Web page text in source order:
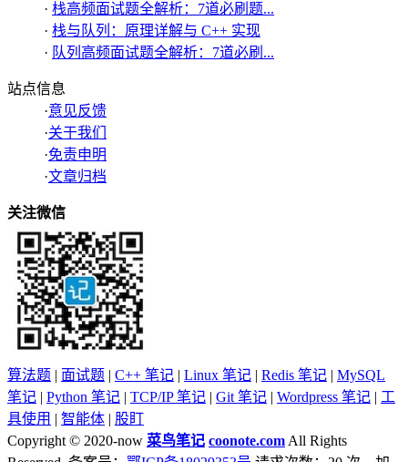
· 栈高频面试题全解析：7道必刷题...
· 栈与队列：原理详解与 C++ 实现
· 队列高频面试题全解析：7道必刷...
站点信息
·意见反馈
·关于我们
·免责申明
·文章归档
关注微信
算法题 | 面试题 | C++ 笔记 | Linux 笔记 | Redis 笔记 | MySQL
笔记 | Python 笔记 | TCP/IP 笔记 | Git 笔记 | Wordpress 笔记 | 工
具使用 | 智能体 | 股盯
Copyright © 2020-now 菜鸟笔记 coonote.com All Rights